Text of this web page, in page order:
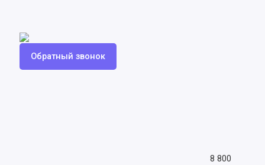
Обратный звонок
8 800